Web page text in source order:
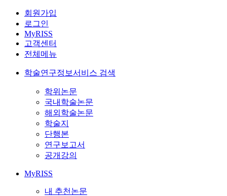
회원가입
로그인
MyRISS
고객센터
전체메뉴
학술연구정보서비스 검색
학위논문
국내학술논문
해외학술논문
학술지
단행본
연구보고서
공개강의
MyRISS
내 추천논문